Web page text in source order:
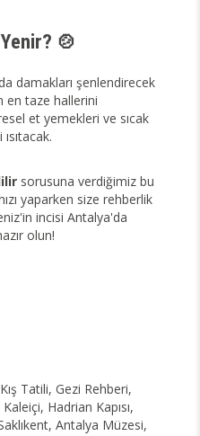
🍲
damakları şenlendirecek
en taze hallerini
et yemekleri ve sıcak
sorusuna verdiğimiz bu
yaparken size rehberlik
incisi Antalya'da
olun!
Tatili, Gezi Rehberi,
Hadrian Kapısı,
Antalya Müzesi,